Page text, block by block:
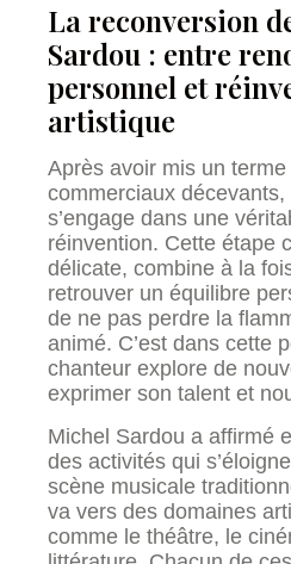
La reconversion
Sardou : entre
personnel et
artistique
Après avoir mis un
commerciaux
s’engage dans une
réinvention. Cette étape
délicate, combine à la
retrouver un équilibre
de ne pas perdre la
animé. C’est dans cette
chanteur explore de
exprimer son talent et
Michel Sardou a affirmé
des activités qui
scène musicale
va vers des domaines
comme le théâtre, le